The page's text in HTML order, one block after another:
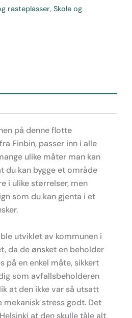
rasteplasser, Skole og
på denne flotte
Finbin, passer inn i alle
ulike måter man kan
du kan bygge et område
i ulike størrelser, men
som du kan gjenta i et
utviklet av kommunen i
da de ønsket en beholder
på en enkel måte, sikkert
som avfallsbeholderen
at den ikke var så utsatt
stress godt. Det
at den skulle tåle alt